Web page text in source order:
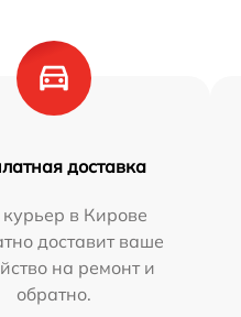
доставка
в Кирове
доставит ваше
на ремонт и
обратно.